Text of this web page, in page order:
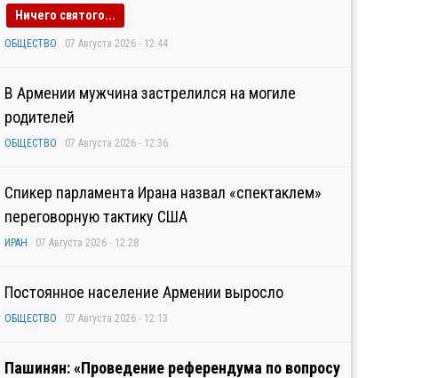
Ничего святого...
ОБЩЕСТВО 07 Августа 2026 - 12:44
В Армении мужчина застрелился на могиле
родителей
ОБЩЕСТВО 07 Августа 2026 - 12:36
Спикер парламента Ирана назвал «спектаклем»
переговорную тактику США
ИРАН 07 Августа 2026 - 12:28
Постоянное население Армении выросло
ОБЩЕСТВО 07 Августа 2026 - 12:13
Пашинян: «Проведение референдума по вопросу